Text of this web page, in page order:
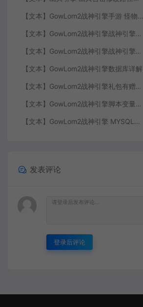
【文本】GowLom2战神引擎手游 怪物部分攻击代码
【文本】GowLom2战神引擎战神引擎复古传奇 玩家属性
【文本】GowLom2战神引擎战神引擎DB表mir库 详细介绍
【文本】GowLom2战神引擎数据库详解
【文本】GowLom2战神引擎礼包有赠字修改掉 可以丢弃
【文本】GowLom2战神引擎脚本变量大全
【文本】GowLom2战神引擎 MYSQL安装时出现问题（The service already exists）
发表评论
登录后评论